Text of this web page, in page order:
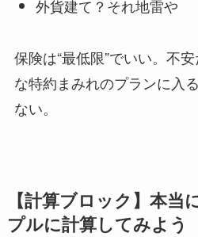
外貨建て？それ地雷や
保険は“最低限”でいい。不
な特約まみれのプランに入
ない。
【計算ブロック】本当
プルに計算してみよう